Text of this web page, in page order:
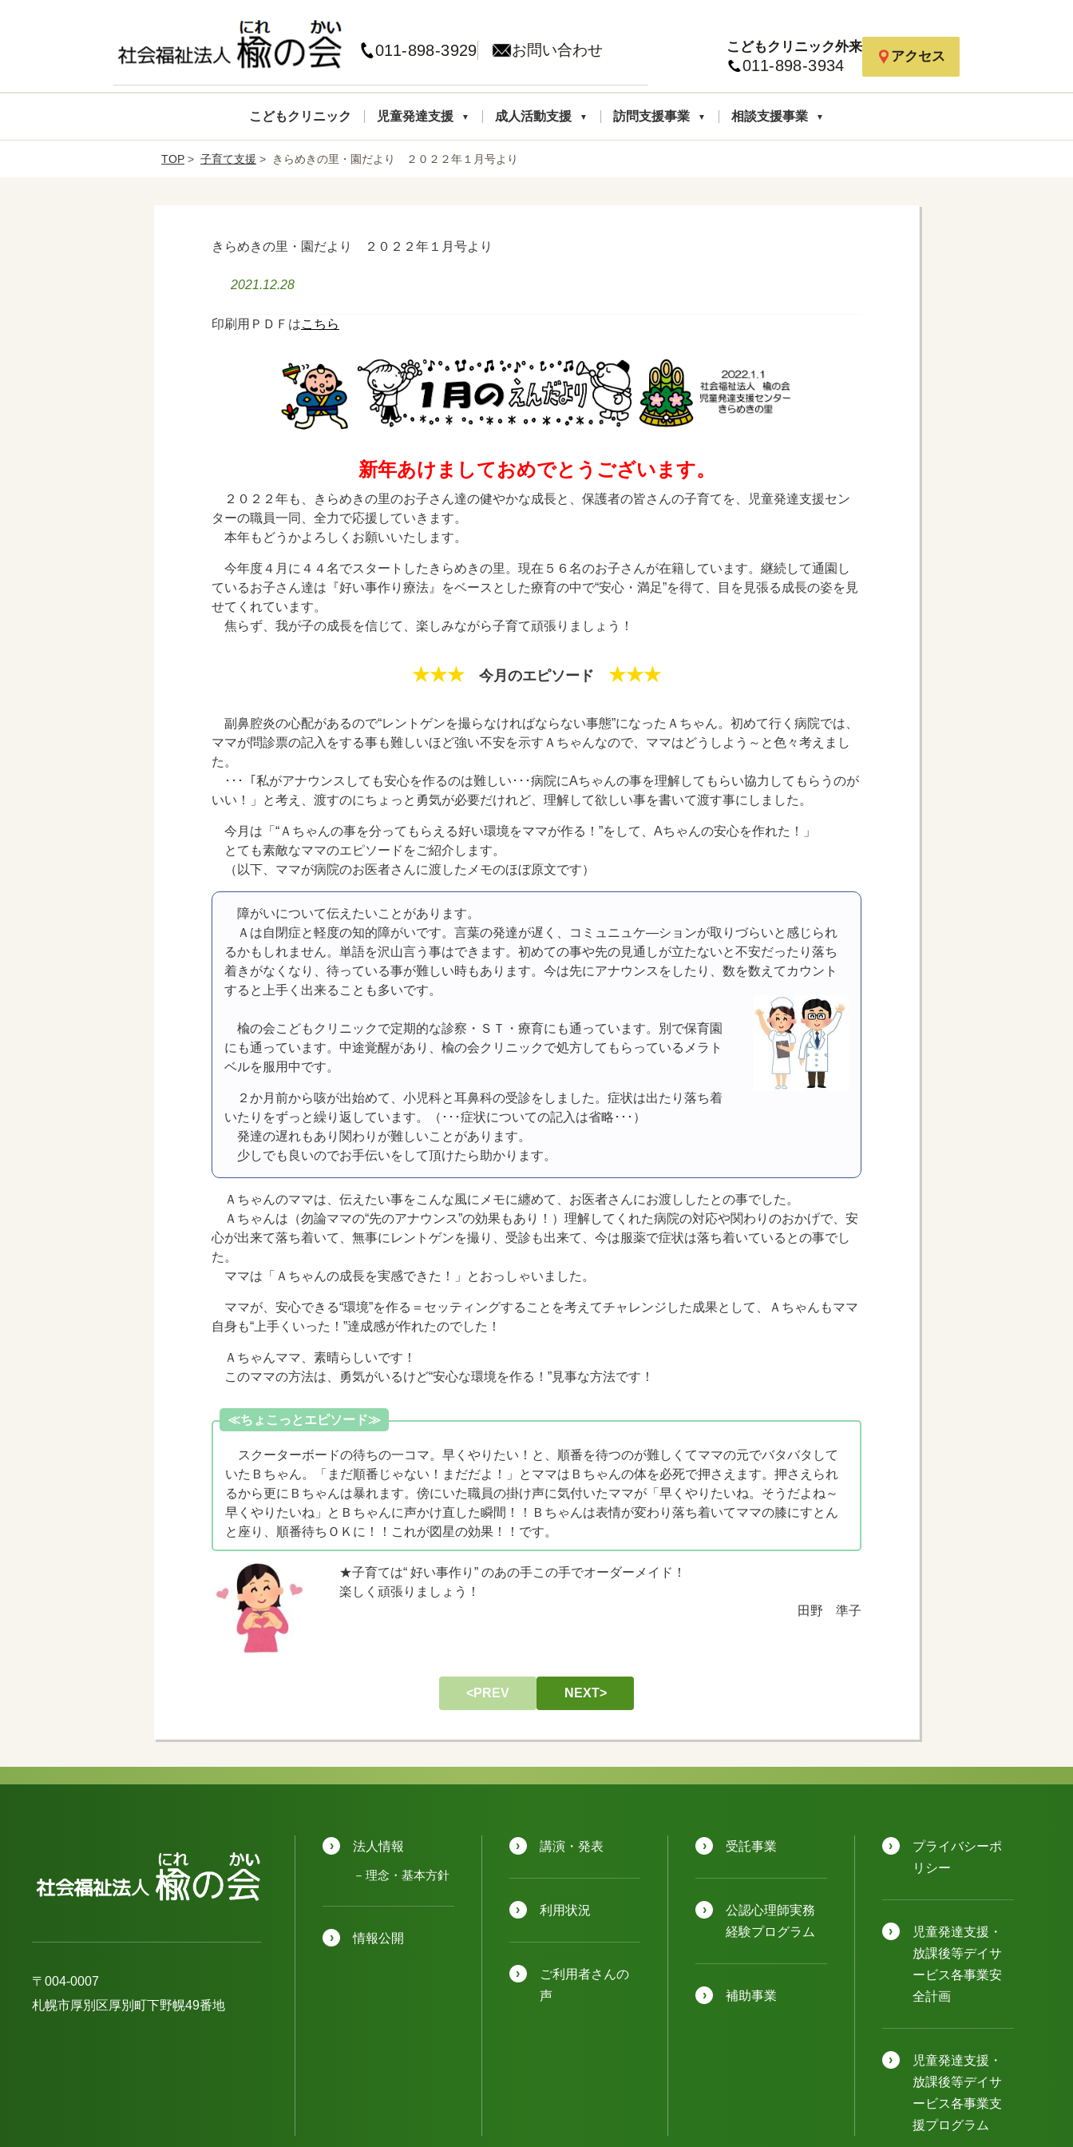
011-898-3929 お問い合わせ こどもクリニック外来
011-898-3934
アクセス
こどもクリニック 児童発達支援 成人活動支援 訪問支援事業 相談支援事業
TOP > 子育て支援 > きらめきの里・園だより ２０２２年１月号より
きらめきの里・園だより ２０２２年１月号より
2021.12.28
印刷用ＰＤＦはこちら
新年あけましておめでとうございます。
２０２２年も、きらめきの里のお子さん達の健やかな成長と、保護者の皆さんの子育てを、児童発達支援セン
ターの職員一同、全力で応援していきます。
本年もどうかよろしくお願いいたします。
今年度４月に４４名でスタートしたきらめきの里。現在５６名のお子さんが在籍しています。継続して通園し
ているお子さん達は『好い事作り療法』をベースとした療育の中で“安心・満足”を得て、目を見張る成長の姿を見
せてくれています。
焦らず、我が子の成長を信じて、楽しみながら子育て頑張りましょう！
★★★ 今月のエピソード ★★★
副鼻腔炎の心配があるので“レントゲンを撮らなければならない事態”になったＡちゃん。初めて行く病院では、
ママが問診票の記入をする事も難しいほど強い不安を示すＡちゃんなので、ママはどうしよう～と色々考えまし
た。
･･･「私がアナウンスしても安心を作るのは難しい･･･病院にAちゃんの事を理解してもらい協力してもらうのが
いい！」と考え、渡すのにちょっと勇気が必要だけれど、理解して欲しい事を書いて渡す事にしました。
今月は「“Ａちゃんの事を分ってもらえる好い環境をママが作る！”をして、Aちゃんの安心を作れた！」
とても素敵なママのエピソードをご紹介します。
（以下、ママが病院のお医者さんに渡したメモのほぼ原文です）
障がいについて伝えたいことがあります。
Ａは自閉症と軽度の知的障がいです。言葉の発達が遅く、コミュニュケ―ションが取りづらいと感じられ
るかもしれません。単語を沢山言う事はできます。初めての事や先の見通しが立たないと不安だったり落ち
着きがなくなり、待っている事が難しい時もあります。今は先にアナウンスをしたり、数を数えてカウント
すると上手く出来ることも多いです。
楡の会こどもクリニックで定期的な診察・ＳＴ・療育にも通っています。別で保育園
にも通っています。中途覚醒があり、楡の会クリニックで処方してもらっているメラト
ベルを服用中です。
２か月前から咳が出始めて、小児科と耳鼻科の受診をしました。症状は出たり落ち着
いたりをずっと繰り返しています。（･･･症状についての記入は省略･･･）
発達の遅れもあり関わりが難しいことがあります。
少しでも良いのでお手伝いをして頂けたら助かります。
Ａちゃんのママは、伝えたい事をこんな風にメモに纏めて、お医者さんにお渡ししたとの事でした。
Ａちゃんは（勿論ママの“先のアナウンス”の効果もあり！）理解してくれた病院の対応や関わりのおかげで、安
心が出来て落ち着いて、無事にレントゲンを撮り、受診も出来て、今は服薬で症状は落ち着いているとの事でし
た。
ママは「Ａちゃんの成長を実感できた！」とおっしゃいました。
ママが、安心できる“環境”を作る＝セッティングすることを考えてチャレンジした成果として、Ａちゃんもママ
自身も“上手くいった！”達成感が作れたのでした！
Ａちゃんママ、素晴らしいです！
このママの方法は、勇気がいるけど“安心な環境を作る！”見事な方法です！
≪ちょこっとエピソード≫
スクーターボードの待ちの一コマ。早くやりたい！と、順番を待つのが難しくてママの元でバタバタして
いたＢちゃん。「まだ順番じゃない！まだだよ！」とママはＢちゃんの体を必死で押さえます。押さえられ
るから更にＢちゃんは暴れます。傍にいた職員の掛け声に気付いたママが「早くやりたいね。そうだよね～
早くやりたいね」とＢちゃんに声かけ直した瞬間！！Ｂちゃんは表情が変わり落ち着いてママの膝にすとん
と座り、順番待ちＯＫに！！これが図星の効果！！です。
★子育ては“ 好い事作り” のあの手この手でオーダーメイド！
楽しく頑張りましょう！
田野 準子
<PREV NEXT>
〒004-0007
札幌市厚別区厚別町下野幌49番地
法人情報
理念・基本方針
情報公開
講演・発表
利用状況
ご利用者さんの
声
受託事業
公認⼼理師実務
経験プログラム
補助事業
プライバシーポ
リシー
児童発達⽀援・
放課後等デイサ
ービス各事業安
全計画
児童発達⽀援・
放課後等デイサ
ービス各事業⽀
援プログラム